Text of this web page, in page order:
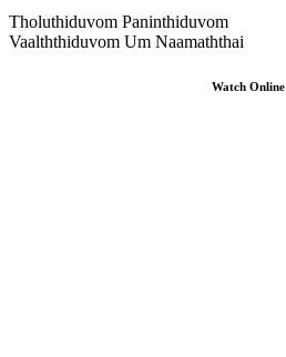
Tholuthiduvom Paninthiduvom
Vaalththiduvom Um Naamaththai
Watch Online